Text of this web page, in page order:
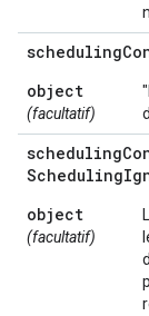
scheduling
object
(facultatif)
scheduling
Scheduling
object
(facultatif)